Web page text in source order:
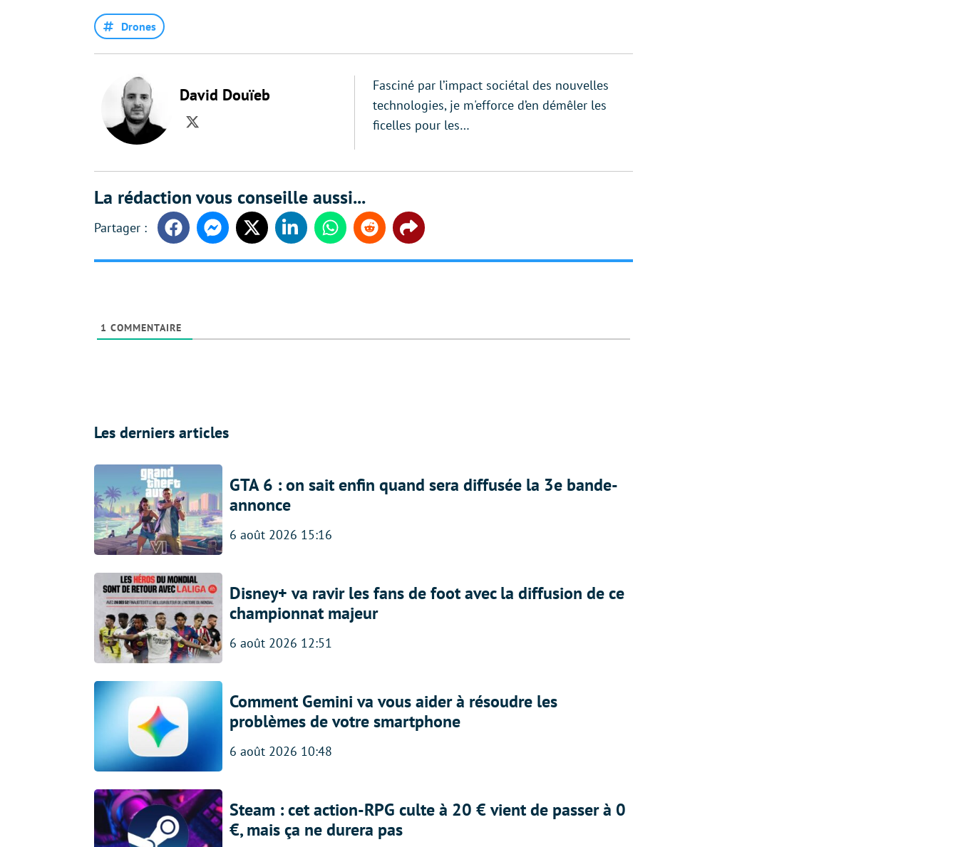
Drones
David Douïeb
Twitter
Fasciné par l’impact sociétal des nouvelles
technologies, je m'efforce d’en démêler les
ficelles pour les…
La rédaction vous conseille aussi...
FacebookMessengerTwitter LinkedinWhatsappReddit Share
1 COMMENTAIRE
Les derniers articles
GTA 6 : on sait enfin quand sera diffusée la 3e bande-
annonce
6 août 2026 15:16
Disney+ va ravir les fans de foot avec la diffusion de ce
championnat majeur
6 août 2026 12:51
Comment Gemini va vous aider à résoudre les
problèmes de votre smartphone
6 août 2026 10:48
Steam : cet action-RPG culte à 20 € vient de passer à 0
€, mais ça ne durera pas